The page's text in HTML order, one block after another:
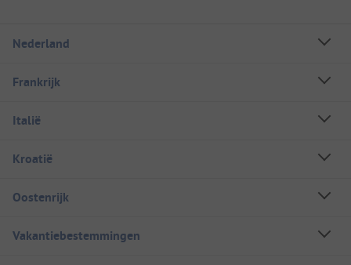
Nederland
Frankrijk
Italië
Kroatië
Oostenrijk
Vakantiebestemmingen